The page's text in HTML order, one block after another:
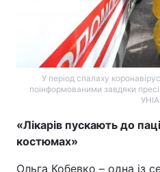
У період спалаху
поінформованими завдяки
«Лікарів пускають до
костюмах»
Ольга Кобевко – одна із